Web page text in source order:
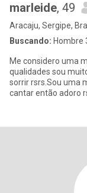
marleide, 49
Aracaju, Sergipe,
Buscando: Hombre
Me considero uma
qualidades sou
sorrir rsrs.Sou uma
cantar então adoro rsrs,me